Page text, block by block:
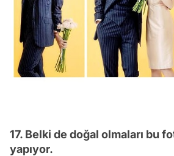
17. Belki de doğal olmaları bu
yapıyor.